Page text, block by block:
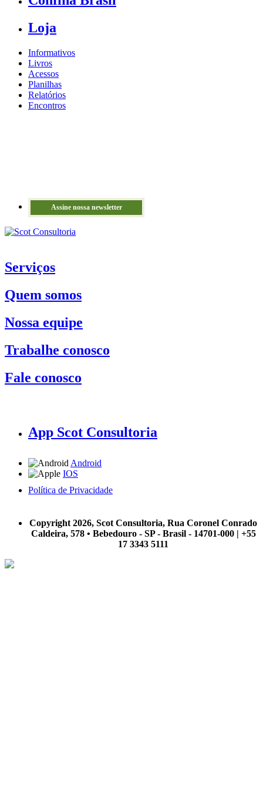
Loja
Informativos
Livros
Acessos
Planilhas
Relatórios
Encontros
Assine nossa newsletter
Serviços
Quem somos
Nossa equipe
Trabalhe conosco
Fale conosco
App Scot Consultoria
Android
IOS
Política de Privacidade
Copyright 2026, Scot Consultoria, Rua Coronel Conrado
Caldeira, 578 • Bebedouro - SP - Brasil - 14701-000 | +55
17 3343 5111